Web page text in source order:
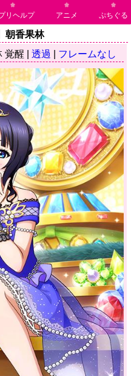
リヘルプ アニメ ぷちぐる
朝香果林
覚醒 | 透過 フレームなし